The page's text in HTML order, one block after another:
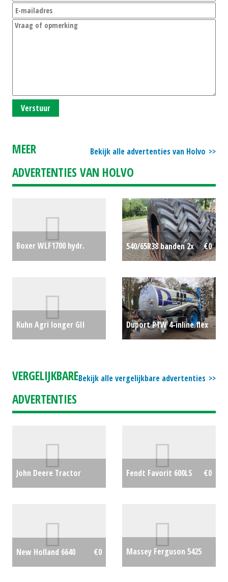
Verstuur
Bekijk alle advertenties van Holvo
MEER
ADVERTENTIES VAN HOLVO
Boxer WLF1700 hydr.
540/65R38 banden 2x €0
Kuhn Agri longer GII
Duport PTW 4-inline flex
Bekijk alle vergelijkbare advertenties
VERGELIJKBARE
ADVERTENTIES
John Deere Tractor
Fendt Favorit 600LS €0
New Holland 6640 €0
Massey Ferguson 5425